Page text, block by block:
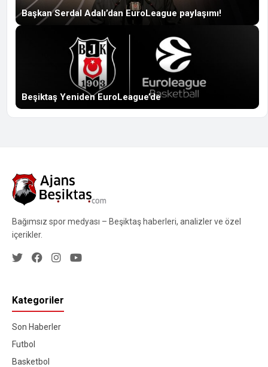
Başkan Serdal Adalı’dan EuroLeague paylaşımı!
Beşiktaş Yeniden EuroLeague’de
Bağımsız spor medyası – Beşiktaş haberleri, analizler ve özel
içerikler.
Kategoriler
Son Haberler
Futbol
Basketbol